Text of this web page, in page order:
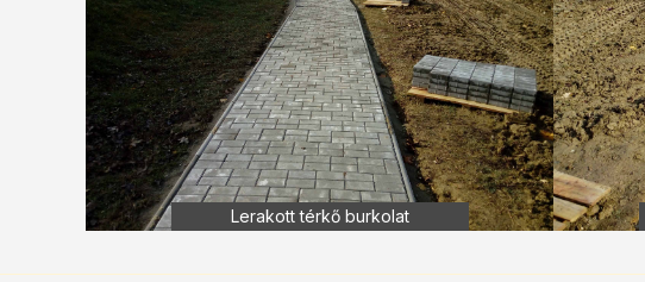
Lerakott térkő burkolat